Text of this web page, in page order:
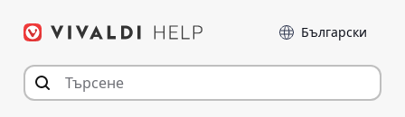
към съдържанието
Език